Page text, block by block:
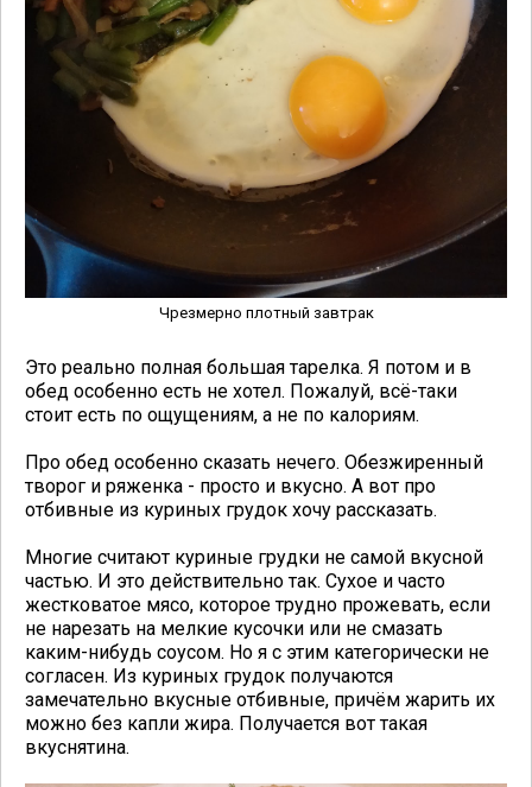
Чрезмерно плотный завтрак
Это реально полная большая тарелка. Я потом и в
обед особенно есть не хотел. Пожалуй, всё-таки
стоит есть по ощущениям, а не по калориям.
Про обед особенно сказать нечего. Обезжиренный
творог и ряженка - просто и вкусно. А вот про
отбивные из куриных грудок хочу рассказать.
Многие считают куриные грудки не самой вкусной
частью. И это действительно так. Сухое и часто
жестковатое мясо, которое трудно прожевать, если
не нарезать на мелкие кусочки или не смазать
каким-нибудь соусом. Но я с этим категорически не
согласен. Из куриных грудок получаются
замечательно вкусные отбивные, причём жарить их
можно без капли жира. Получается вот такая
вкуснятина.